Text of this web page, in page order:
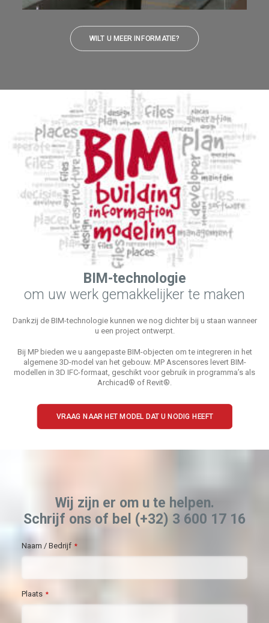
WILT U MEER INFORMATIE?
BIM-technologie
om uw werk gemakkelijker te maken
Dankzij de BIM-technologie kunnen we nog dichter bij u staan wanneer
u een project ontwerpt.
Bij MP bieden we u aangepaste BIM-objecten om te integreren in het
algemene 3D-model van het gebouw. MP Ascensores levert BIM-
modellen in 3D IFC-formaat, geschikt voor gebruik in programma’s als
Archicad® of Revit®.
VRAAG NAAR HET MODEL DAT U NODIG HEEFT
Wij zijn er om u te helpen.
Schrijf ons of bel (+32) 3 600 17 16
Naam / Bedrijf *
Plaats *